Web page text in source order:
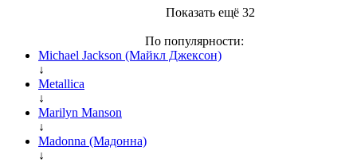
Показать ещё 32
По популярности:
Michael Jackson (Майкл Джексон)
↓
Metallica
↓
Marilyn Manson
↓
Madonna (Мадонна)
↓